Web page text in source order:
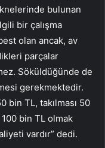
bulunan
bir çalışma
olan ancak, av
parçalar
Söküldüğünde de
gerekmektedir.
bin TL, takılması 50
100 bin TL olmak
vardır” dedi.